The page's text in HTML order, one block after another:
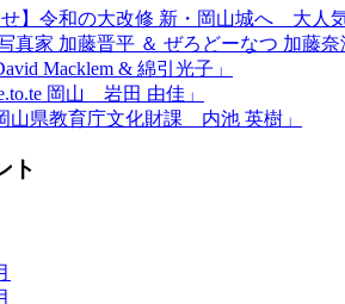
せ】令和の大改修 新・岡山城へ 大人
真家 加藤晋平 ＆ ぜろどーなつ 加藤奈
Macklem & 綿引光子」
岡山 岩田 由佳」
県教育庁文化財課 内池 英樹」
ト